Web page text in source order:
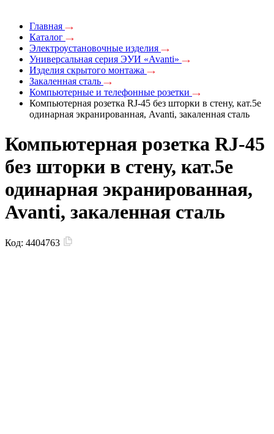
Главная
Каталог
Электроустановочные изделия
Универсальная серия ЭУИ «Avanti»
Изделия скрытого монтажа
Закаленная сталь
Компьютерные и телефонные розетки
Компьютерная розетка RJ-45 без шторки в стену, кат.5e
одинарная экранированная, Avanti, закаленная сталь
Компьютерная розетка RJ-45
без шторки в стену, кат.5e
одинарная экранированная,
Avanti, закаленная сталь
Код: 4404763